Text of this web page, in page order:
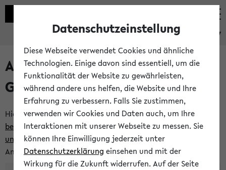
eKVV
Anlegen eines neuen
Gastzugangs
Hier können Sie einen neuen Gastzugang anlegen.Bitte
beachten Sie die Einschränkungen, denen Gastzugänge
unterworfen sind. Tragen Sie den gewünschten
Anmeldenamen und Ihr Passwort ein:
Datenschutzeinstellung
Diese Webseite verwendet Cookies und ähnliche
Technologien. Einige davon sind essentiell, um die
Funktionalität der Website zu gewährleisten,
während andere uns helfen, die Website und Ihre
Erfahrung zu verbessern. Falls Sie zustimmen,
verwenden wir Cookies und Daten auch, um Ihre
Interaktionen mit unserer Webseite zu messen. Sie
können Ihre Einwilligung jederzeit unter
Datenschutzerklärung einsehen und mit der
Wirkung für die Zukunft widerrufen. Auf der Seite